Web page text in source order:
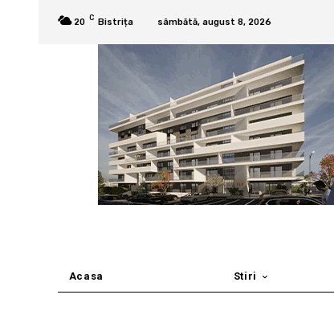
20 C Bistrița sâmbătă, august 8, 2026
Acasa Stiri